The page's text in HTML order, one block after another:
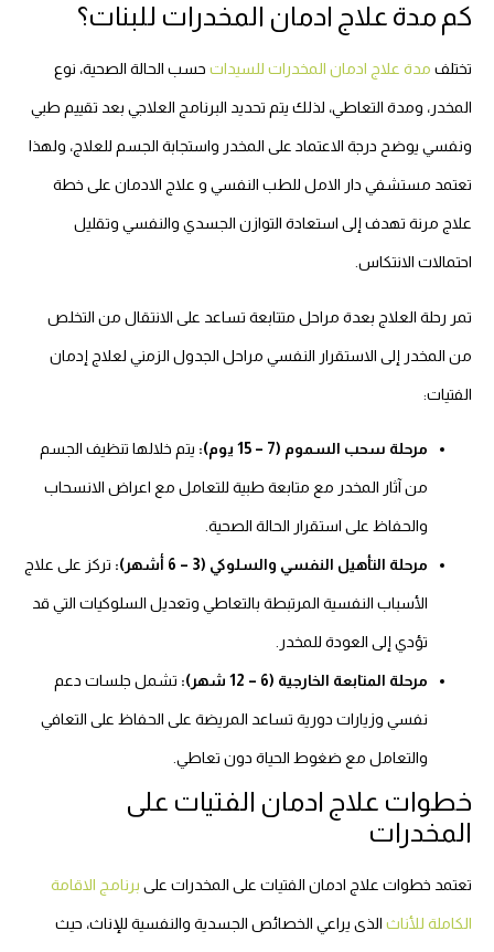
كم مدة علاج ادمان المخدرات للبنات؟
تختلف مدة علاج ادمان المخدرات للسيدات حسب الحالة الصحية، نوع
المخدر، ومدة التعاطي، لذلك يتم تحديد البرنامج العلاجي بعد تقييم طبي
ونفسي يوضح درجة الاعتماد على المخدر واستجابة الجسم للعلاج، ولهذا
تعتمد مستشفي دار الامل للطب النفسي و علاج الادمان على خطة
علاج مرنة تهدف إلى استعادة التوازن الجسدي والنفسي وتقليل
احتمالات الانتكاس.
تمر رحلة العلاج بعدة مراحل متتابعة تساعد على الانتقال من التخلص
من المخدر إلى الاستقرار النفسي مراحل الجدول الزمني لعلاج إدمان
الفتيات:
مرحلة سحب السموم (7 – 15 يوم): يتم خلالها تنظيف الجسم
من آثار المخدر مع متابعة طبية للتعامل مع اعراض الانسحاب
والحفاظ على استقرار الحالة الصحية.
مرحلة التأهيل النفسي والسلوكي (3 – 6 أشهر): تركز على علاج
الأسباب النفسية المرتبطة بالتعاطي وتعديل السلوكيات التي قد
تؤدي إلى العودة للمخدر.
مرحلة المتابعة الخارجية (6 – 12 شهر): تشمل جلسات دعم
نفسي وزيارات دورية تساعد المريضة على الحفاظ على التعافي
والتعامل مع ضغوط الحياة دون تعاطي.
خطوات علاج ادمان الفتيات على
المخدرات
تعتمد خطوات علاج ادمان الفتيات على المخدرات على برنامج الاقامة
الكاملة للأناث الذى يراعي الخصائص الجسدية والنفسية للإناث، حيث